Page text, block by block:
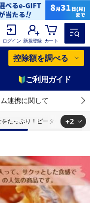
ログイン 新規登録 カート
控除額を調べる
ご利用ガイド
連携に関して
をたっぷり！ピーターパン大人
焼き菓子
+2